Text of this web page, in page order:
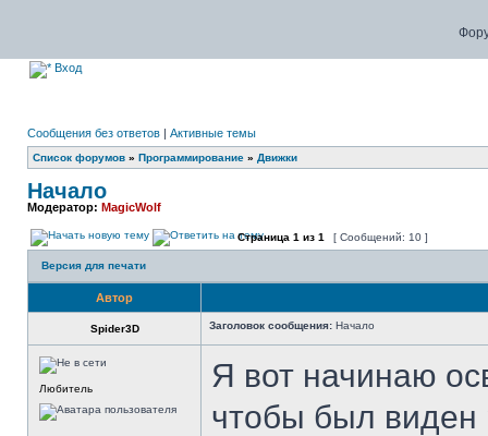
Вход
Сообщения без ответов | Активные темы
Список форумов » Программирование » Движки
Начало
Модератор: MagicWolf
Страница 1 из 1 [ Сообщений: 10 ]
Версия для печати
Автор
Spider3D Заголовок сообщения: Начало
Любитель
Я вот начинаю
чтобы был виден